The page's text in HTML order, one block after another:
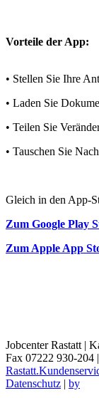
Vorteile der App:
• Stellen Sie Ihre
• Laden Sie
• Teilen Sie
• Tauschen Sie
Gleich in den App-
Zum Google Play
Zum Apple App
Jobcenter Rastatt |
Fax 07222 930-204 |
Datenschutz | by